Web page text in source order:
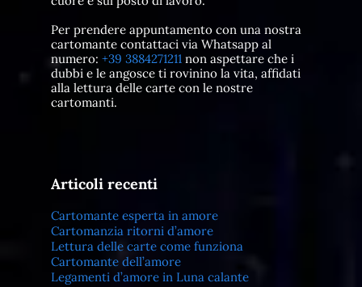
Per prendere appuntamento con una nostra
cartomante contattaci via Whatsapp al
numero: +39 3884271211non aspettare che i
dubbi e le angosce ti rovinino la vita, affidati
alla lettura delle carte con le nostre
cartomanti.
Articoli recenti
Cartomante esperta in amore
Cartomanzia ritorni d’amore
Lettura delle carte come funziona
Cartomante dell’amore
Legamenti d’amore in Luna calante